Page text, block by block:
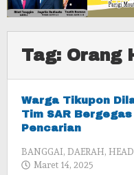
Tag: Orang
Warga Tikupon
Tim SAR
Pencarian
BANGGAI, DAERAH,
Maret 14, 2025